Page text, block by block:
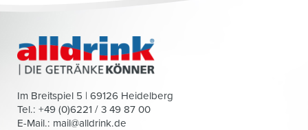
Im Breitspiel 5 | 69126 Heidelberg
Tel.: +49 (0)6221 / 3 49 87 00
E-Mail.: mail@alldrink.de